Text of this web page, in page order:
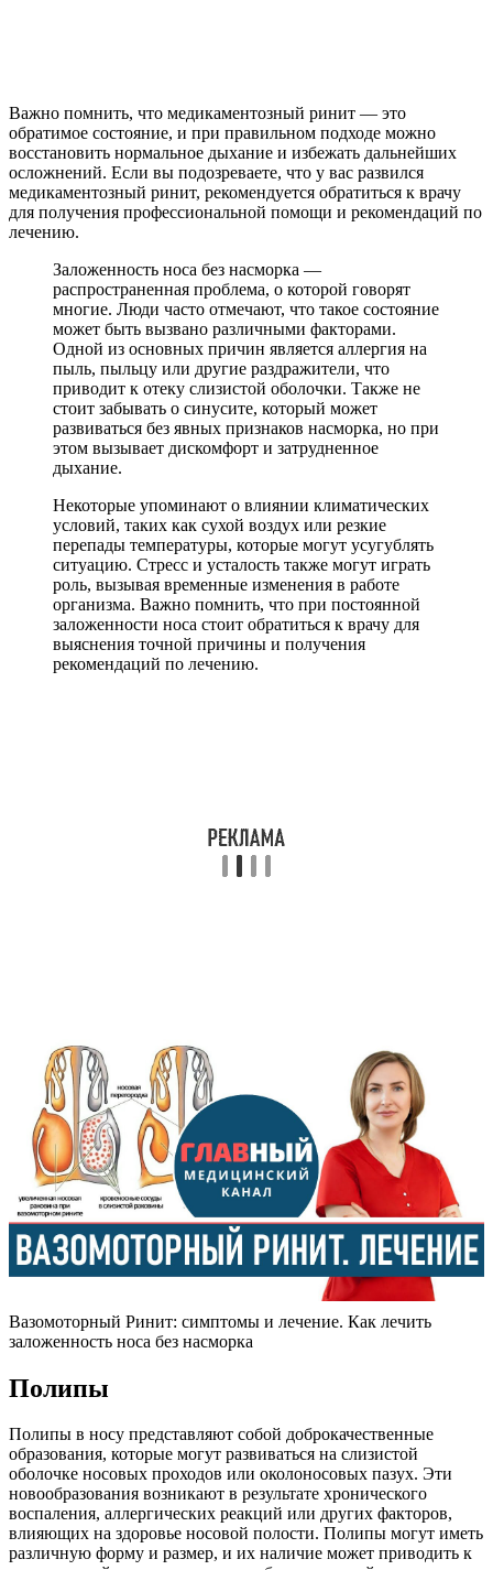
Важно помнить, что медикаментозный ринит — это
обратимое состояние, и при правильном подходе можно
восстановить нормальное дыхание и избежать дальнейших
осложнений. Если вы подозреваете, что у вас развился
медикаментозный ринит, рекомендуется обратиться к врачу
для получения профессиональной помощи и рекомендаций по
лечению.
Заложенность носа без насморка —
распространенная проблема, о которой говорят
многие. Люди часто отмечают, что такое состояние
может быть вызвано различными факторами.
Одной из основных причин является аллергия на
пыль, пыльцу или другие раздражители, что
приводит к отеку слизистой оболочки. Также не
стоит забывать о синусите, который может
развиваться без явных признаков насморка, но при
этом вызывает дискомфорт и затрудненное
дыхание.
Некоторые упоминают о влиянии климатических
условий, таких как сухой воздух или резкие
перепады температуры, которые могут усугублять
ситуацию. Стресс и усталость также могут играть
роль, вызывая временные изменения в работе
организма. Важно помнить, что при постоянной
заложенности носа стоит обратиться к врачу для
выяснения точной причины и получения
рекомендаций по лечению.
Вазомоторный Ринит: симптомы и лечение. Как лечить
заложенность носа без насморка
Полипы
Полипы в носу представляют собой доброкачественные
образования, которые могут развиваться на слизистой
оболочке носовых проходов или околоносовых пазух. Эти
новообразования возникают в результате хронического
воспаления, аллергических реакций или других факторов,
влияющих на здоровье носовой полости. Полипы могут иметь
различную форму и размер, и их наличие может приводить к